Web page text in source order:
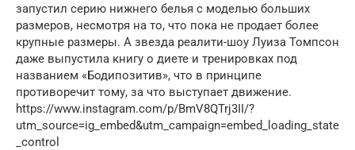
запустил серию нижнего белья с моделью больших
размеров, несмотря на то, что пока не продает более
крупные размеры. А звезда реалити-шоу Луиза Томпсон
даже выпустила книгу о диете и тренировках под
названием «Бодипозитив», что в принципе
противоречит тому, за что выступает движение.
https://www.instagram.com/p/BmV8QTrj3II/?
utm_source=ig_embed&utm_campaign=embed_loading_state
_control